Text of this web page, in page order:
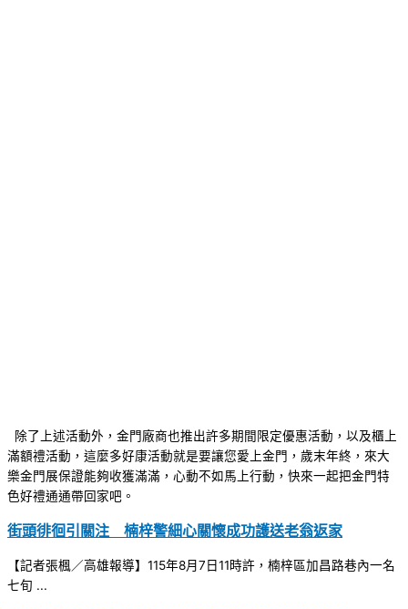
除了上述活動外，金門廠商也推出許多期間限定優惠活動，以及櫃上
滿額禮活動，這麼多好康活動就是要讓您愛上金門，歲末年終，來大
樂金門展保證能夠收獲滿滿，心動不如馬上行動，快來一起把金門特
色好禮通通帶回家吧。
街頭徘徊引關注 楠梓警細心關懷成功護送老翁返家
【記者張楓／高雄報導】115年8月7日11時許，楠梓區加昌路巷內一名
七旬 ...